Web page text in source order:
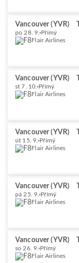
Vancouver (YVR)
po 28. 9. Přímý
Flair Airlines
Vancouver (YVR)
st 7. 10. Přímý
Flair Airlines
Vancouver (YVR)
út 15. 9. Přímý
Flair Airlines
Vancouver (YVR)
pá 25. 9. Přímý
Flair Airlines
Vancouver (YVR)
so 26. 9. Přímý
Flair Airlines